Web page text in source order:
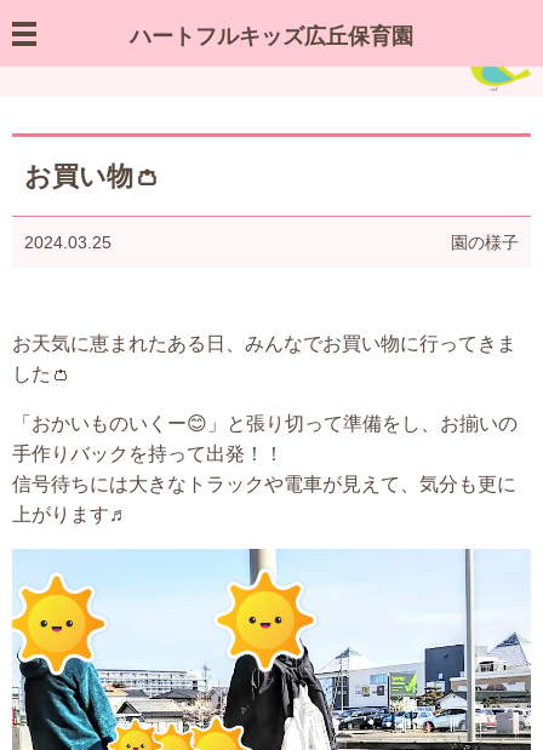
ハートフルキッズ広丘保育園
園の様子／お知らせ
お買い物👛
2024.03.25 園の様子
お天気に恵まれたある日、みんなでお買い物に行ってきま
した👛
「おかいものいくー😊」と張り切って準備をし、お揃いの
手作りバックを持って出発！！
信号待ちには大きなトラックや電車が見えて、気分も更に
上がります♬